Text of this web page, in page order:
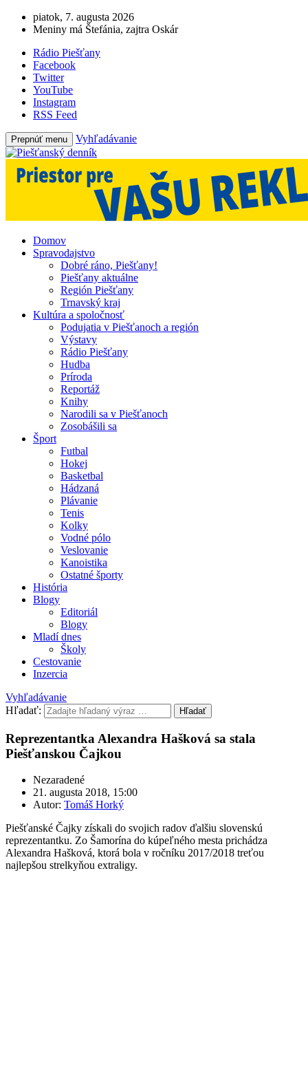
piatok, 7. augusta 2026
Meniny má Štefánia, zajtra Oskár
Rádio Piešťany
Facebook
Twitter
YouTube
Instagram
RSS Feed
Prepnúť menu Vyhľadávanie
Domov
Spravodajstvo
Dobré ráno, Piešťany!
Piešťany aktuálne
Región Piešťany
Trnavský kraj
Kultúra a spoločnosť
Podujatia v Piešťanoch a región
Výstavy
Rádio Piešťany
Hudba
Príroda
Reportáž
Knihy
Narodili sa v Piešťanoch
Zosobášili sa
Šport
Futbal
Hokej
Basketbal
Hádzaná
Plávanie
Tenis
Kolky
Vodné pólo
Veslovanie
Kanoistika
Ostatné športy
História
Blogy
Editoriál
Blogy
Mladí dnes
Školy
Cestovanie
Inzercia
Vyhľadávanie
Hľadať:
Hľadať
Reprezentantka Alexandra Hašková sa stala
Piešťanskou Čajkou
Nezaradené
21. augusta 2018, 15:00
Autor: Tomáš Horký
Piešťanské Čajky získali do svojich radov ďalšiu slovenskú
reprezentantku. Zo Šamorína do kúpeľného mesta prichádza
Alexandra Hašková, ktorá bola v ročníku 2017/2018 treťou
najlepšou strelkyňou extraligy.